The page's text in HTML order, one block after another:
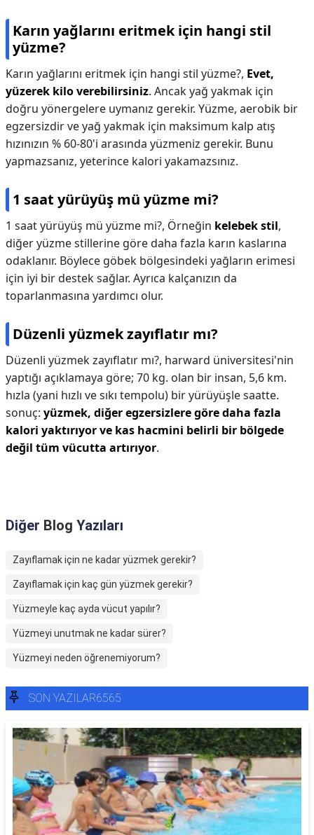
Karın yağlarını eritmek için hangi stil
yüzme?
Karın yağlarını eritmek için hangi stil yüzme?, Evet,
yüzerek kilo verebilirsiniz. Ancak yağ yakmak için
doğru yönergelere uymanız gerekir. Yüzme, aerobik bir
egzersizdir ve yağ yakmak için maksimum kalp atış
hızınızın % 60-80'i arasında yüzmeniz gerekir. Bunu
yapmazsanız, yeterince kalori yakamazsınız.
1 saat yürüyüş mü yüzme mi?
1 saat yürüyüş mü yüzme mi?, Örneğin kelebek stil,
diğer yüzme stillerine göre daha fazla karın kaslarına
odaklanır. Böylece göbek bölgesindeki yağların erimesi
için iyi bir destek sağlar. Ayrıca kalçanızın da
toparlanmasına yardımcı olur.
Düzenli yüzmek zayıflatır mı?
Düzenli yüzmek zayıflatır mı?, harward üniversitesi'nin
yaptığı açıklamaya göre; 70 kg. olan bir insan, 5,6 km.
hızla (yani hızlı ve sıkı tempolu) bir yürüyüşle saatte.
sonuç: yüzmek, diğer egzersizlere göre daha fazla
kalori yaktırıyor ve kas hacmini belirli bir bölgede
değil tüm vücutta artırıyor.
Diğer Blog Yazıları
Zayıflamak için ne kadar yüzmek gerekir?
Zayıflamak için kaç gün yüzmek gerekir?
Yüzmeyle kaç ayda vücut yapılır?
Yüzmeyi unutmak ne kadar sürer?
Yüzmeyi neden öğrenemiyorum?
SON YAZILAR6565